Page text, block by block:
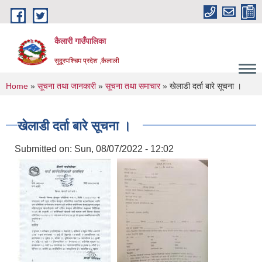
Skip to main content
कैलारी गाउँपालिका
सुदूरपश्चिम प्रदेश ,कैलाली
You are here
Home » सूचना तथा जानकारी» सूचना तथा समाचार» खेलाडी दर्ता बारे सूचना ।
खेलाडी दर्ता बारे सूचना ।
Submitted on: Sun, 08/07/2022 - 12:02